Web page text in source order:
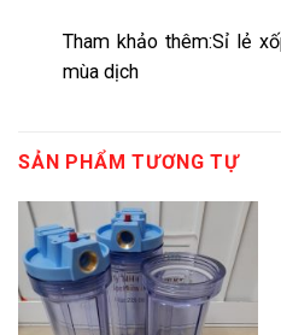
Tham khảo thêm:Sỉ lẻ
mùa dịch
SẢN PHẨM TƯƠNG TỰ